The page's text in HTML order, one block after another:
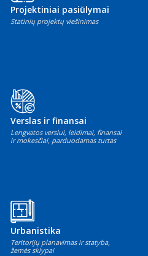
Projektiniai pasiūlymai
Statinių projektų viešinimas
Verslas ir finansai
Lengvatos verslui, leidimai, finansai
ir mokesčiai, parduodamas turtas
Urbanistika
Teritorijų planavimas ir statyba,
žemės sklypai